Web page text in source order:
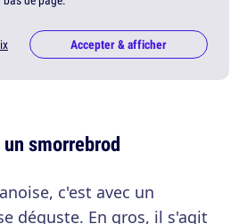
Accepter & afficher
smorrebrod
c'est avec un
déguste. En gros, il s'agit